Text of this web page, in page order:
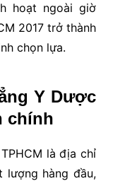
hoạt ngoài giờ
2017 trở thành
chọn lựa.
Y Dược
chính
là địa chỉ
lượng hàng đầu,